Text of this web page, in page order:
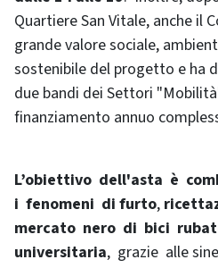
Quartiere San Vitale, anche il
grande valore sociale,
sostenibile del progetto e ha
due bandi dei Settori
finanziamento annuo
L’obiettivo dell'asta è
i fenomeni di furto,
mercato nero di bici
universitaria, grazie alle